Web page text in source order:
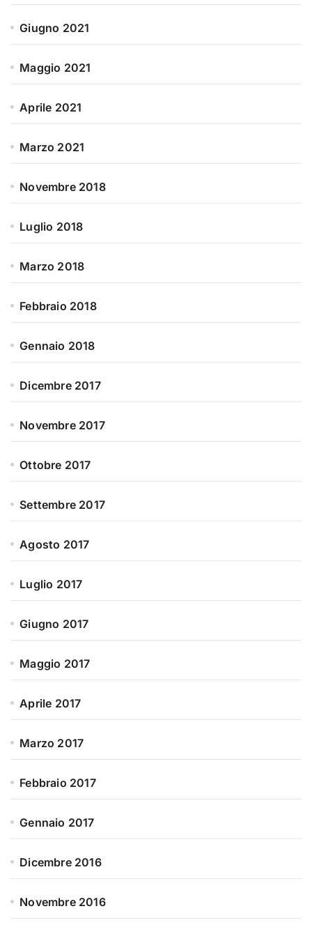
Giugno 2021
Maggio 2021
Aprile 2021
Marzo 2021
Novembre 2018
Luglio 2018
Marzo 2018
Febbraio 2018
Gennaio 2018
Dicembre 2017
Novembre 2017
Ottobre 2017
Settembre 2017
Agosto 2017
Luglio 2017
Giugno 2017
Maggio 2017
Aprile 2017
Marzo 2017
Febbraio 2017
Gennaio 2017
Dicembre 2016
Novembre 2016